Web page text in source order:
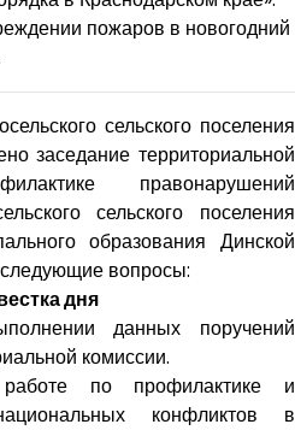
пожаров в новогодний
сельского поселения
заседание территориальной
правонарушений
сельского поселения
образования Динской
вопросы:
дня
данных поручений
комиссии.
по профилактике и
конфликтов в